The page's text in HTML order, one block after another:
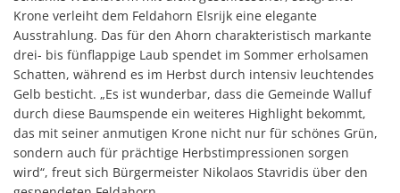
Krone verleiht dem Feldahorn Elsrijk eine elegante
Ausstrahlung. Das für den Ahorn charakteristisch markante
drei- bis fünflappige Laub spendet im Sommer erholsamen
Schatten, während es im Herbst durch intensiv leuchtendes
Gelb besticht. „Es ist wunderbar, dass die Gemeinde Walluf
durch diese Baumspende ein weiteres Highlight bekommt,
das mit seiner anmutigen Krone nicht nur für schönes Grün,
sondern auch für prächtige Herbstimpressionen sorgen
wird“, freut sich Bürgermeister Nikolaos Stavridis über den